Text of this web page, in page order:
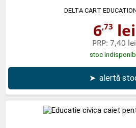
DELTA CART
6,73 lei
PRP: 7,40 lei
stoc
➤ alertă